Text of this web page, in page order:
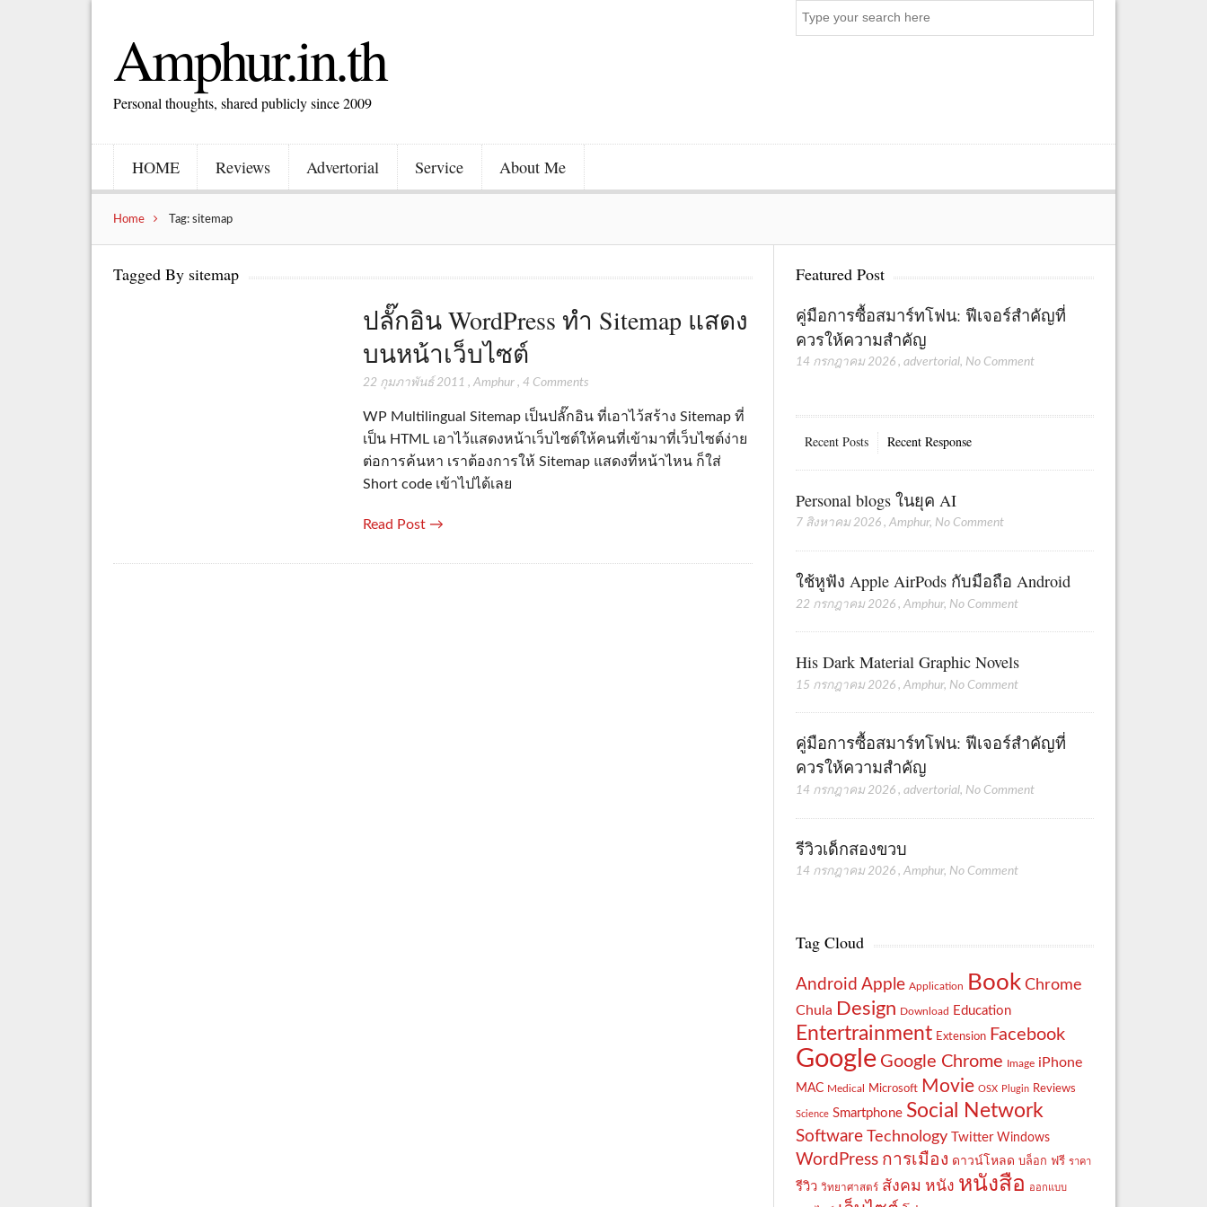
Amphur.in.th
Personal thoughts, shared publicly since 2009
HOME Reviews Advertorial Service About Me
Home Tag: sitemap
Tagged By sitemap
ปลั๊กอิน WordPress ทำ Sitemap แสดง
บนหน้าเว็บไซต์
22 กุมภาพันธ์ 2011 , Amphur, 4 Comments
WP Multilingual Sitemap เป็นปลั๊กอิน ที่เอาไว้สร้าง Sitemap ที่
เป็น HTML เอาไว้แสดงหน้าเว็บไซต์ให้คนที่เข้ามาที่เว็บไซต์ง่าย
ต่อการค้นหา เราต้องการให้ Sitemap แสดงที่หน้าไหน ก็ใส่
Short code เข้าไปได้เลย
Read Post →
Featured Post
คู่มือการซื้อสมาร์ทโฟน: ฟีเจอร์สำคัญที่
ควรให้ความสำคัญ
14 กรกฎาคม 2026 ,advertorial, No Comment
Recent Posts Recent Response
Personal blogs ในยุค AI
7 สิงหาคม 2026 ,Amphur, No Comment
ใช้หูฟัง Apple AirPods กับมือถือ Android
22 กรกฎาคม 2026 ,Amphur, No Comment
His Dark Material Graphic Novels
15 กรกฎาคม 2026 ,Amphur, No Comment
คู่มือการซื้อสมาร์ทโฟน: ฟีเจอร์สำคัญที่
ควรให้ความสำคัญ
14 กรกฎาคม 2026 ,advertorial, No Comment
รีวิวเด็กสองขวบ
14 กรกฎาคม 2026 ,Amphur, No Comment
Tag Cloud
Android Apple Application Book Chrome
Chula Design Download Education
Entertrainment Extension Facebook
Google Google Chrome Image iPhone
MAC Medical Microsoft Movie OSX Plugin Reviews
Science Smartphone Social Network
Software Technology Twitter Windows
WordPress การเมือง ดาวน์โหลด บล็อก ฟรี ราคา
รีวิว วิทยาศาสตร์ สังคม หนัง หนังสือ ออกแบบ